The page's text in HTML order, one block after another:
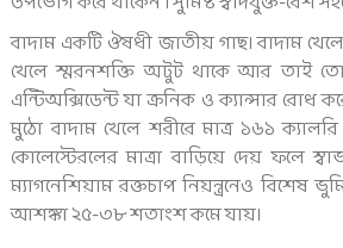
বাদাম একটি ঔষধী জাতীয় গাছ। বাদাম
খেলে স্মরনশক্তি অটুট থাকে আর তাই তো
এন্টিঅক্সিডেন্ট যা ক্রনিক ও ক্যান্সার রোধ
মুঠো বাদাম খেলে শরীরে মাত্র ১৬১
কোলেস্টেরলের মাত্রা বাড়িয়ে দেয় ফলে
ম্যাগনেশিয়াম রক্তচাপ নিয়ন্ত্রনেও
আশঙ্কা ২৫-৩৮ শতাংশ কমে যায়।